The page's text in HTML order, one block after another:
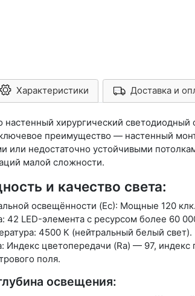
Характеристики Арконт-Мед Доставка и
хирургический светодиодный
преимущество — настенный
или недостаточно устойчивыми
малой сложности.
и качество света:
освещённости (Ec): Мощные 120 клк.
42 LED-элемента с ресурсом более 60
4500 К (нейтральный белый свет).
Индекс цветопередачи (Ra) — 97,
поля.
освещения: